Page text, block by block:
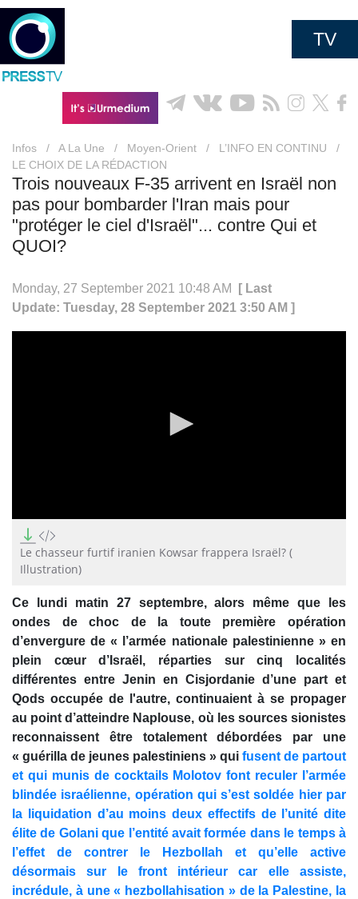
TV
Infos / A La Une / Moyen-Orient / L’INFO EN CONTINU
/
LE CHOIX DE LA RÉDACTION
Trois nouveaux F-35 arrivent en Israël non
pas pour bombarder l'Iran mais pour
"protéger le ciel d'Israël"... contre Qui et
QUOI?
Monday, 27 September 2021 10:48 AM
[ Last
Update: Tuesday, 28 September 2021 3:50 AM ]
seconds
of
seconds
Le chasseur furtif iranien Kowsar frappera Israël? (
Illustration)
Ce lundi matin 27 septembre, alors même que les
ondes de choc de la toute première opération
d’envergure de « l’armée nationale palestinienne » en
plein cœur d’Israël, réparties sur cinq localités
différentes entre Jenin en Cisjordanie d’une part et
Qods occupée de l'autre, continuaient à se propager
au point d’atteindre Naplouse, où les sources sionistes
reconnaissent être totalement débordées par une
« guérilla de jeunes palestiniens » qui fusent de partout
et qui munis de cocktails Molotov font reculer l’armée
blindée israélienne, opération qui s’est soldée hier par
la liquidation d’au moins deux effectifs de l’unité dite
élite de Golani que l’entité avait formée dans le temps à
l’effet de contrer le Hezbollah et qu’elle active
désormais sur le front intérieur car elle assiste,
incrédule, à une « hezbollahisation » de la Palestine, la